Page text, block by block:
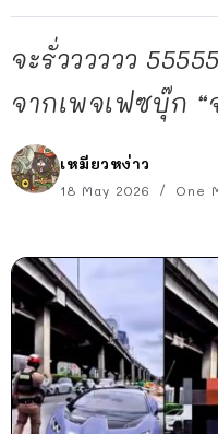
จะรั่วววววว
จากเพจเฟซบุ๊ก
เหมียวหง่าว
18 May 2026 One